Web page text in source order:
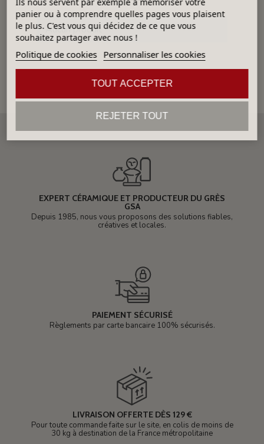
Aucun produit
EXPERT CÉRAMIQUE ET PRODUCTEUR DU GRÈS
GSA
Depuis 1985, nous vous proposons des solutions fiables,
créatives et locales.
PAIEMENT SÉCURISÉ
Règlements par carte bancaire 100% sécurisés.
LIVRAISON OFFERTE DÈS 129 €
Pour toute commande faite sur le site, en colis de moins de
30 kg à destination de la France métropolitaine
panier ou à comprendre quelles pages vous plaisent
le plus. C'est vous qui décidez de ce que vous
souhaitez partager avec nous !
Politique de cookies Personnaliser les cookies
REJETER TOUT
TOUT ACCEPTER